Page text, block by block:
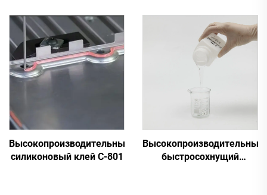
709X
Высокопроизводительный
силиконовый клей C-801
Высокопроизводительный
быстросохнущий